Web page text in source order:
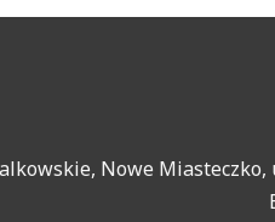
Nowe